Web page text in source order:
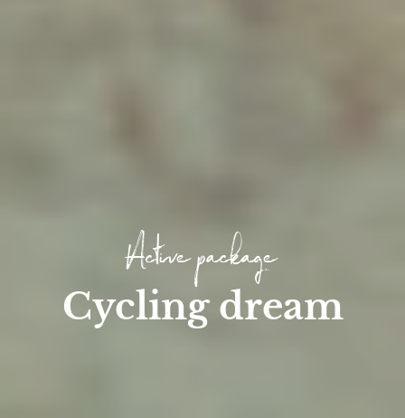
Active package
Cycling dream